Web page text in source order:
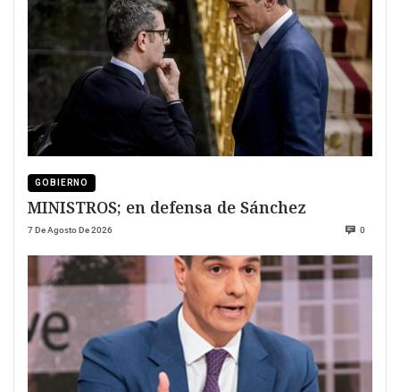
GOBIERNO
MINISTROS; en defensa de Sánchez
7 De Agosto De 2026 0